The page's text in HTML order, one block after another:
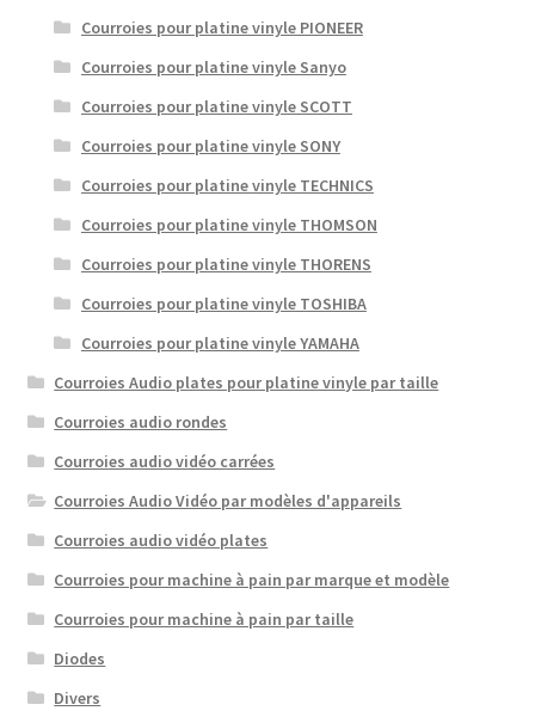
Courroies pour platine vinyle PIONEER
Courroies pour platine vinyle Sanyo
Courroies pour platine vinyle SCOTT
Courroies pour platine vinyle SONY
Courroies pour platine vinyle TECHNICS
Courroies pour platine vinyle THOMSON
Courroies pour platine vinyle THORENS
Courroies pour platine vinyle TOSHIBA
Courroies pour platine vinyle YAMAHA
Courroies Audio plates pour platine vinyle par taille
Courroies audio rondes
Courroies audio vidéo carrées
Courroies Audio Vidéo par modèles d'appareils
Courroies audio vidéo plates
Courroies pour machine à pain par marque et modèle
Courroies pour machine à pain par taille
Diodes
Divers